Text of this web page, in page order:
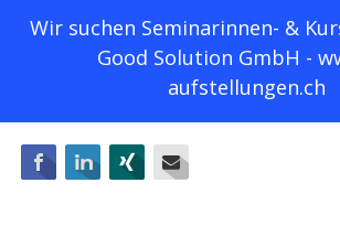
Wir suchen Seminarinnen- &
Good Solution GmbH -
aufstellungen.ch
FacebookLinkedIn Xing